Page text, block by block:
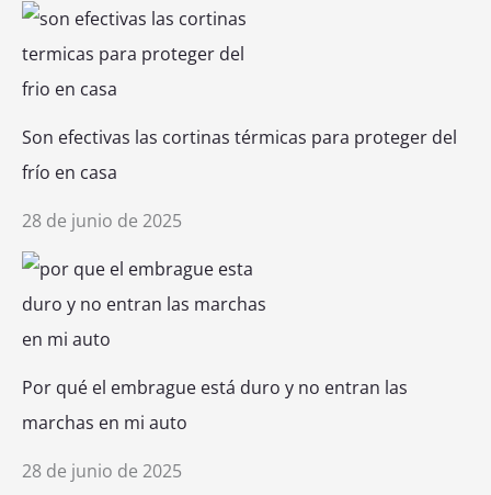
Son efectivas las cortinas térmicas para proteger del
frío en casa
28 de junio de 2025
Por qué el embrague está duro y no entran las
marchas en mi auto
28 de junio de 2025